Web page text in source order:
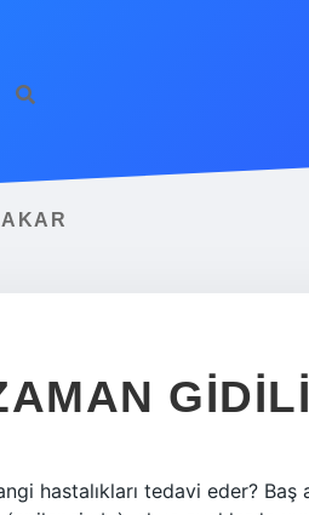
hastalıkları tedavi eder? Baş